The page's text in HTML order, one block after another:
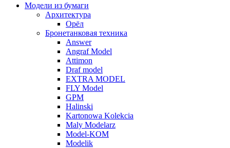
Модели из бумаги
Архитектура
Орёл
Бронетанковая техника
Answer
Angraf Model
Attimon
Draf model
EXTRA MODEL
FLY Model
GPM
Halinski
Kartonowa Kolekcia
Maly Modelarz
Model-KOM
Modelik